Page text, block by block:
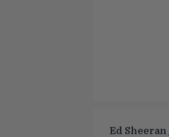
Ed Sheeran